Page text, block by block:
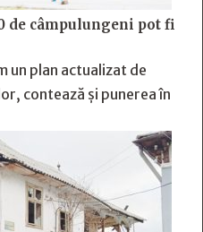
de câmpulungeni pot fi
un plan actualizat de
contează și punerea în